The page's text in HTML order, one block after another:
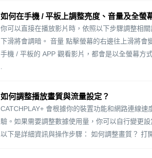
如何在手機 / 平板上調整亮度、音量及全螢
你可以直接在播放影片時，依照以下步驟調整相
下滑將會調暗。 音量 點擊螢幕的右邊往上滑將會
手機 / 平板的 APP 觀看影片，都會是以全螢幕方
如何調整播放畫質與流量設定？
CATCHPLAY+ 會根據你的裝置功能和網路連線
驗。如果需要調整數據使用量，你可以自行變更
以下是詳細資訊與操作步驟： 如何調整畫質？ 打